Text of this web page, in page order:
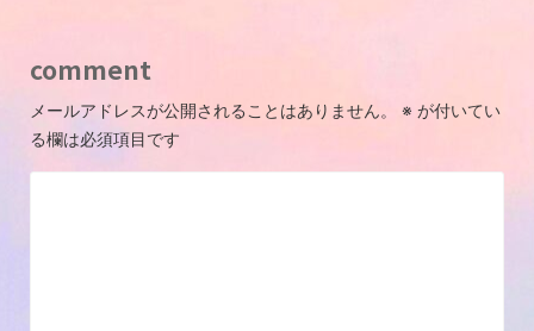
comment
メールアドレスが公開されることはありません。 ※ が付いてい
る欄は必須項目です